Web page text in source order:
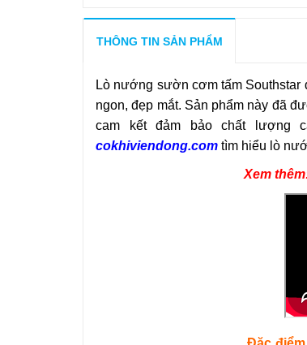
THÔNG TIN SẢN PHẨM
Lò nướng sườn cơm tấm
ngon, đẹp mắt. Sản phẩm này đã
cam kết đảm bảo chất lượng
cokhiviendong.com tìm hiểu lò
Xem